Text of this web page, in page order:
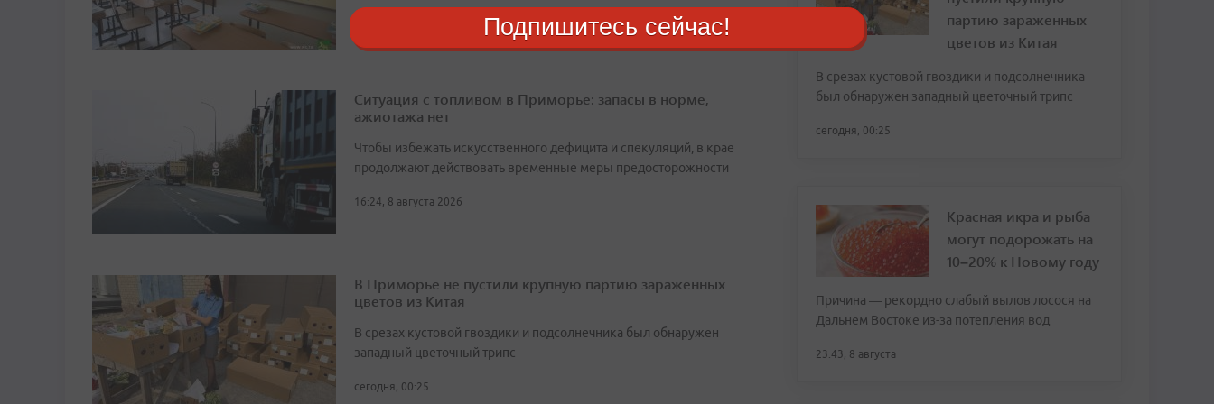
Ситуация с топливом в Приморье: запасы в норме,
ажиотажа нет
Чтобы избежать искусственного дефицита и спекуляций, в крае
продолжают действовать временные меры предосторожности
16:24, 8 августа 2026
В Приморье не пустили крупную партию зараженных
цветов из Китая
В срезах кустовой гвоздики и подсолнечника был обнаружен
западный цветочный трипс
сегодня, 00:25
партию зараженных
цветов из Китая
В срезах кустовой гвоздики и подсолнечника
был обнаружен западный цветочный трипс
сегодня, 00:25
Красная икра и рыба
могут подорожать на
10–20% к Новому году
Причина — рекордно слабый вылов лосося на
Дальнем Востоке из-за потепления вод
23:43, 8 августа
Подпишитесь сейчас!